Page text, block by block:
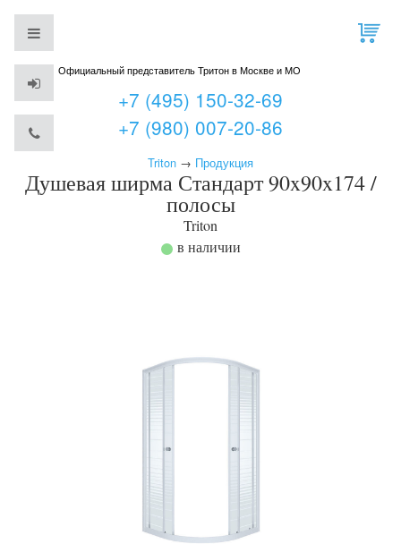
Официальный представитель Тритон в Москве и МО
+7 (495) 150-32-69
+7 (980) 007-20-86
Triton → Продукция
Душевая ширма Стандарт 90x90x174 /
полосы
Triton
в наличии